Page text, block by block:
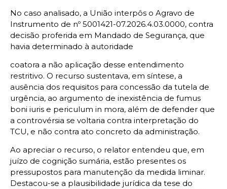
No caso analisado, a União interpôs o Agravo de
Instrumento de nº 5001421-07.2026.4.03.0000, contra
decisão proferida em Mandado de Segurança, que
havia determinado à autoridade
coatora a não aplicação desse entendimento
restritivo. O recurso sustentava, em síntese, a
ausência dos requisitos para concessão da tutela de
urgência, ao argumento de inexistência de fumus
boni iuris e periculum in mora, além de defender que
a controvérsia se voltaria contra interpretação do
TCU, e não contra ato concreto da administração.
Ao apreciar o recurso, o relator entendeu que, em
juízo de cognição sumária, estão presentes os
pressupostos para manutenção da medida liminar.
Destacou-se a plausibilidade jurídica da tese do